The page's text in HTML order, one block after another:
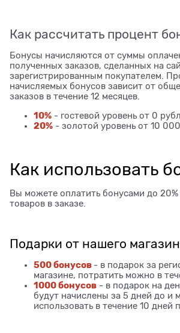
Как рассчитать процент
Бонусы начисляются от суммы
полученных заказов, сделанных на
зарегистрированным покупателем.
начисляемых бонусов зависит от
заказов в течение 12 месяцев.
10% - гостевой уровень от 0
20% - золотой уровень от 10
Как использовать
Вы можете оплатить бонусами до
товаров в заказе.
Подарки от нашего
500 бонусов - в подарок за
магазине, потратить можно в
1000 бонусов - в подарок на
будут начислены за 5 дней до и
использовать в течение 10 дней